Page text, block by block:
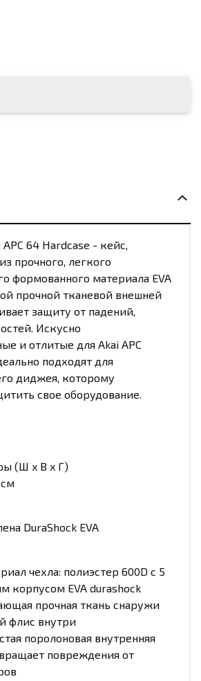
APC 64 Hardcase - кейс,
прочного, легкого
формованного материала EVA
прочной тканевой внешней
защиту от падений,
Искусно
и отлитые для Akai APC
подходят для
диджея, которому
свое оборудование.
(Ш x В x Г)
см
DuraShock EVA
чехла: полиэстер 600D с 5
корпусом EVA durashock
прочная ткань снаружи
флис внутри
поролоновая внутренняя
повреждения от